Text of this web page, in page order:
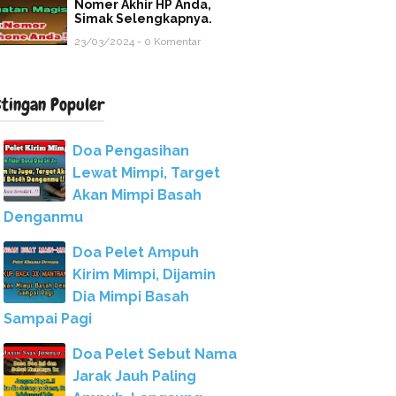
Nomer Akhir HP Anda,
Simak Selengkapnya.
23/03/2024 - 0 Komentar
Populer
Doa Pengasihan
Lewat Mimpi, Target
Akan Mimpi Basah
Denganmu
Doa Pelet Ampuh
Kirim Mimpi, Dijamin
Dia Mimpi Basah
Sampai Pagi
Doa Pelet Sebut Nama
Jarak Jauh Paling